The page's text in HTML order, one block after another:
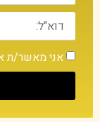
אני מאשר/ת